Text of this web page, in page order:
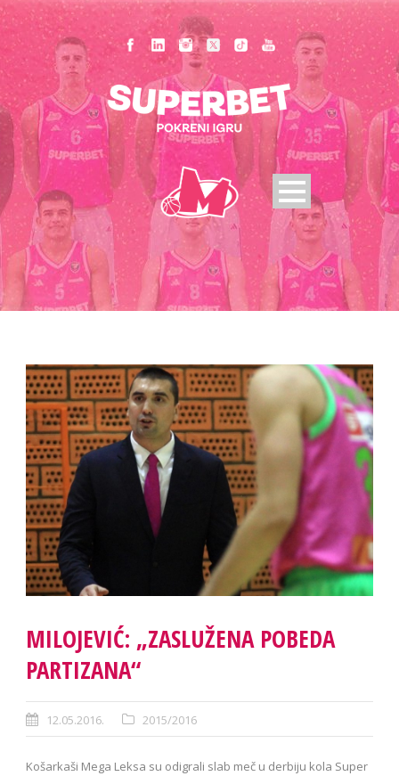
MILOJEVIĆ: „ZASLUŽENA POBEDA
PARTIZANA“
12.05.2016. 2015/2016
Košarkaši Mega Leksa su odigrali slab meč u derbiju kola Super